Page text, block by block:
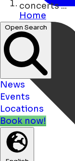
shops ...
Open Search
News
Events
Locations
Book now!
Home